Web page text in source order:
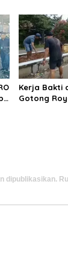
Kerja Bakti
Gotong
dipublikasikan.